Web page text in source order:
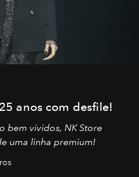
anos com desfile!
bem vividos, NK Store
uma linha premium!